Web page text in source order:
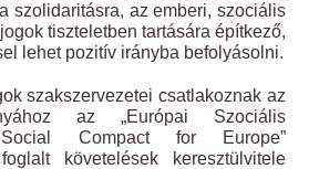
szolidaritásra, az emberi, szociális
tiszteletben tartására építkező,
lehet pozitív irányba befolyásolni.
szakszervezetei csatlakoznak az
az „Európai Szociális
Social Compact for Europe”
követelések keresztülvitele